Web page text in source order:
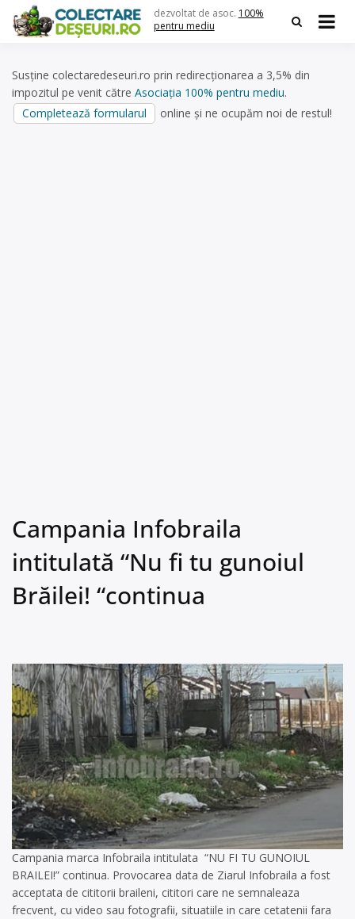
content
dezvoltat de asoc. 100%
pentru mediu
Susține colectaredeseuri.ro prin redirecționarea a 3,5% din
impozitul pe venit către Asociația 100% pentru mediu.
Completează formularul
online și ne ocupăm noi de restul!
Campania Infobraila
intitulată “Nu fi tu gunoiul
Brăilei! “continua
Campania marca Infobraila intitulata “NU FI TU GUNOIUL
BRAILEI!” continua. Provocarea data de Ziarul Infobraila a fost
acceptata de cititorii braileni, cititori care ne semnaleaza
frecvent, cu video sau fotografii, situatiile in care cetatenii fara